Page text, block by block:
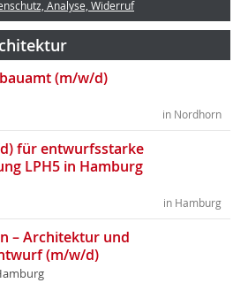
Analyse, Widerruf
(m/w/d)
in Nordhorn
für entwurfsstarke
LPH5 in Hamburg
in Hamburg
– Architektur und
(m/w/d)